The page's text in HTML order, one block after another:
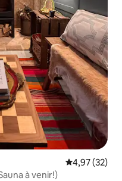
Note
4,97 (32)
à venir!)